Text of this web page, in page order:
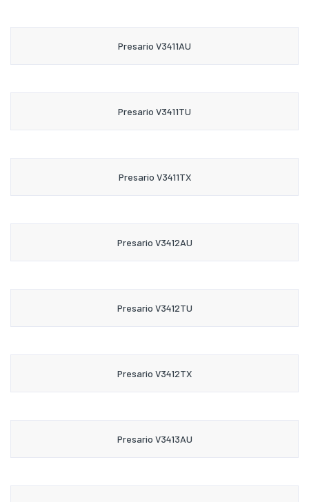
Presario V3411AU
Presario V3411TU
Presario V3411TX
Presario V3412AU
Presario V3412TU
Presario V3412TX
Presario V3413AU